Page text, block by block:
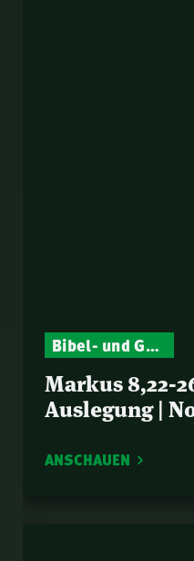
Bibel- und Gebetsstunde – Jeden Donnerstag neu: Vers-für-Vers-Auslegungen
Markus 8,22-
Auslegung |
ANSCHAUEN